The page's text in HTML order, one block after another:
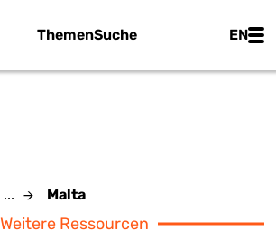
ThemenSuche EN
... Malta
Weitere Ressourcen